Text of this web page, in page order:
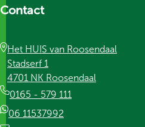
Contact
Het HUIS van Roosendaal
Stadserf 1
4701 NK Roosendaal
0165 - 579 111
06 11537992